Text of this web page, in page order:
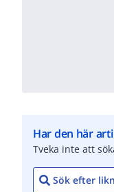
Har den här
Tveka inte att
Sök efter